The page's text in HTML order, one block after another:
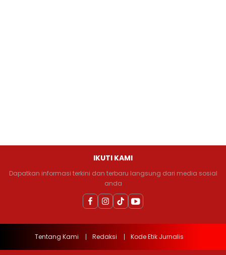
IKUTI KAMI
Dapatkan informasi terkini dan terbaru langsung dari media sosial
anda
Tentang Kami Redaksi Kode Etik Jurnalis